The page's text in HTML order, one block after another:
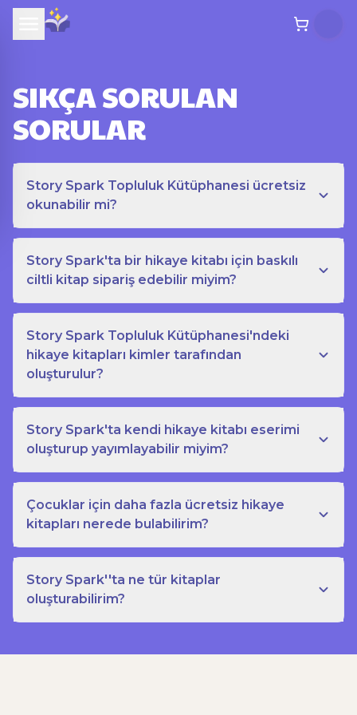
SIKÇA SORULAN
SORULAR
Story Spark Topluluk Kütüphanesi ücretsiz
okunabilir mi?
Story Spark'ta bir hikaye kitabı için baskılı
ciltli kitap sipariş edebilir miyim?
Story Spark Topluluk Kütüphanesi'ndeki
hikaye kitapları kimler tarafından
oluşturulur?
Story Spark'ta kendi hikaye kitabı eserimi
oluşturup yayımlayabilir miyim?
Çocuklar için daha fazla ücretsiz hikaye
kitapları nerede bulabilirim?
Story Spark''ta ne tür kitaplar
oluşturabilirim?